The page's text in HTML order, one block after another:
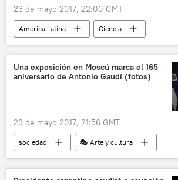
23 de mayo 2017, 22:00 GMT
América Latina
Ciencia
Internacional
América Central
Esteban Gazel
Nature Geoscience
erupción
noticias
Una exposición en Moscú marca el 165
aniversario de Antonio Gaudí (fotos)
23 de mayo 2017, 21:56 GMT
sociedad
🎭 Arte y cultura
Antonio Gaudí
Museo de Arte Moderno de Moscú
Rusia